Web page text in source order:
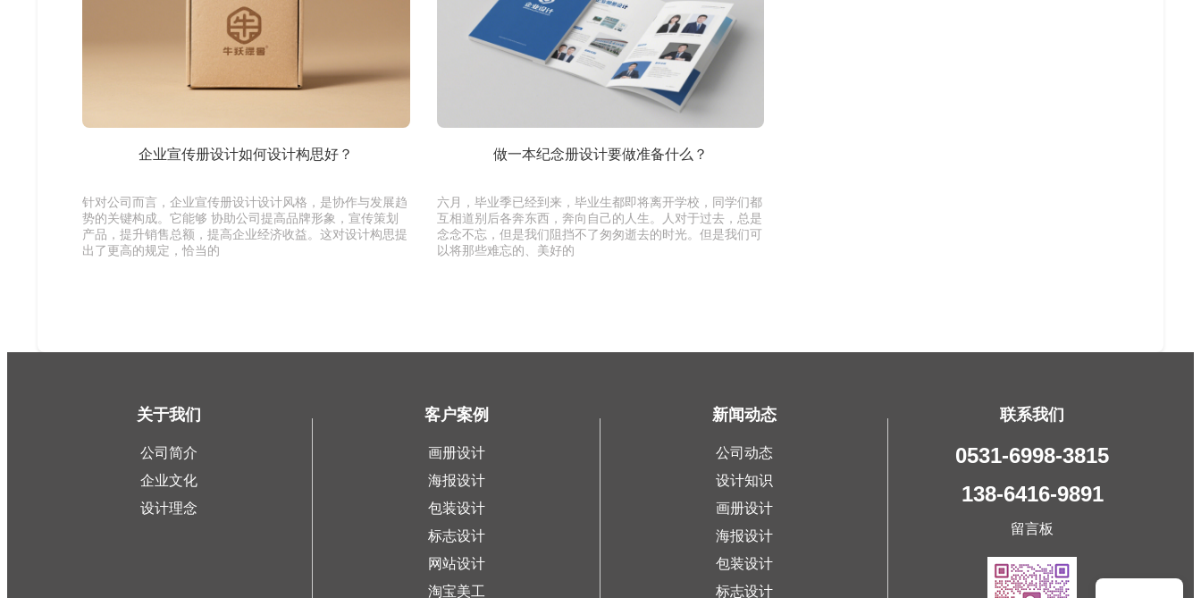
企业宣传册设计如何设计构思好？
针对公司而言，企业宣传册设计设计风格，是协作与发展趋
势的关键构成。它能够 协助公司提高品牌形象，宣传策划
产品，提升销售总额，提高企业经济收益。这对设计构思提
出了更高的规定，恰当的
做一本纪念册设计要做准备什么？
六月，毕业季已经到来，毕业生都即将离开学校，同学们都
互相道别后各奔东西，奔向自己的人生。人对于过去，总是
念念不忘，但是我们阻挡不了匆匆逝去的时光。但是我们可
以将那些难忘的、美好的
关于我们
公司简介
企业文化
设计理念
客户案例
画册设计
海报设计
包装设计
标志设计
网站设计
淘宝美工
新闻动态
公司动态
设计知识
画册设计
海报设计
包装设计
标志设计
联系我们
0531-6998-3815
138-6416-9891
留言板